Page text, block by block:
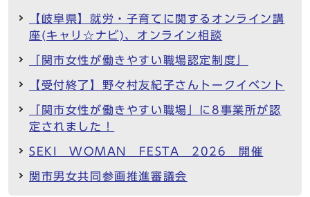
【岐阜県】就労・子育てに関するオンライン講
座(キャリ☆ナビ)、オンライン相談
「関市女性が働きやすい職場認定制度」
【受付終了】野々村友紀子さんトークイベント
「関市女性が働きやすい職場」に8事業所が認
定されました！
SEKI WOMAN FESTA 2026 開催
関市男女共同参画推進審議会